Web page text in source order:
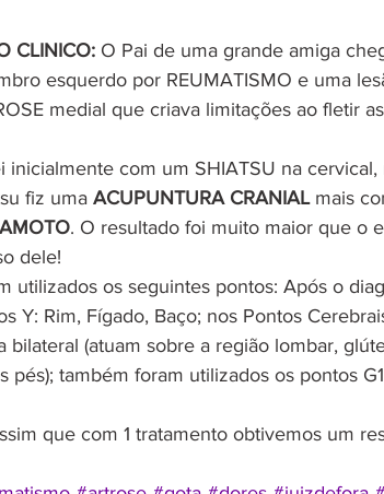
CLINICO: O Pai de uma grande amiga
esquerdo por REUMATISMO e uma
medial que criava limitações ao fletir
inicialmente com um SHIATSU na
fiz uma ACUPUNTURA CRANIAL mais
. O resultado foi muito maior que o
dele!
utilizados os seguintes pontos: Após o
Y: Rim, Fígado, Baço; nos Pontos
bilateral (atuam sobre a região lombar,
pés); também foram utilizados os pontos
que com 1 tratamento obtivemos um